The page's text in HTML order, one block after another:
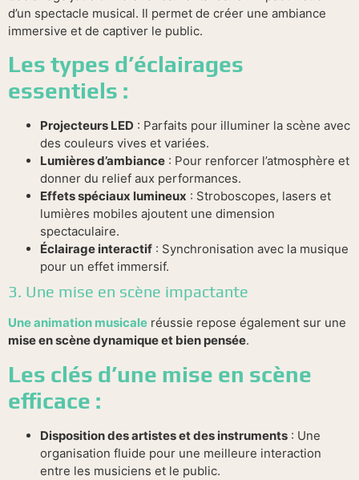
d’un spectacle musical. Il permet de créer une ambiance
immersive et de captiver le public.
Les types d’éclairages
essentiels :
Projecteurs LED : Parfaits pour illuminer la scène avec
des couleurs vives et variées.
Lumières d’ambiance : Pour renforcer l’atmosphère et
donner du relief aux performances.
Effets spéciaux lumineux : Stroboscopes, lasers et
lumières mobiles ajoutent une dimension
spectaculaire.
Éclairage interactif : Synchronisation avec la musique
pour un effet immersif.
3. Une mise en scène impactante
Une animation musicale réussie repose également sur une
mise en scène dynamique et bien pensée.
Les clés d’une mise en scène
efficace :
Disposition des artistes et des instruments : Une
organisation fluide pour une meilleure interaction
entre les musiciens et le public.